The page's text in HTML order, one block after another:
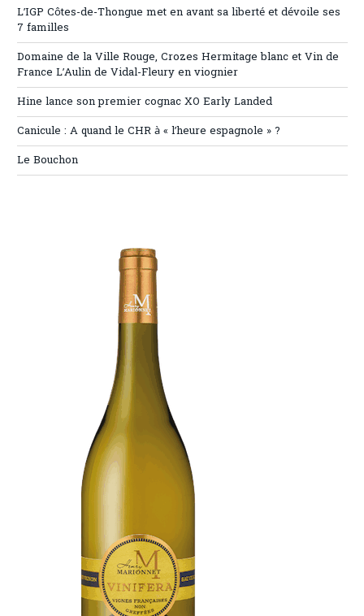
L’IGP Côtes-de-Thongue met en avant sa liberté et dévoile ses
7 familles
Domaine de la Ville Rouge, Crozes Hermitage blanc et Vin de
France L’Aulin de Vidal-Fleury en viognier
Hine lance son premier cognac XO Early Landed
Canicule : A quand le CHR à « l’heure espagnole » ?
Le Bouchon